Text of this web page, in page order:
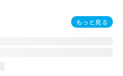
もっと見る